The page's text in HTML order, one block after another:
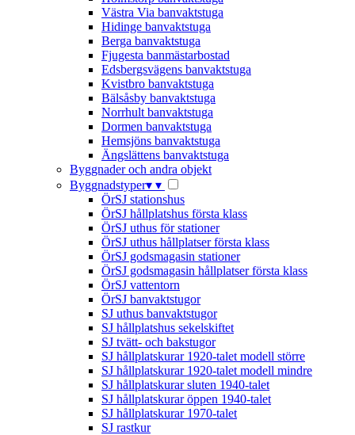
Västra Via banvaktstuga
Hidinge banvaktstuga
Berga banvaktstuga
Fjugesta banmästarbostad
Edsbergsvägens banvaktstuga
Kvistbro banvaktstuga
Bälsåsby banvaktstuga
Norrhult banvaktstuga
Dormen banvaktstuga
Hemsjöns banvaktstuga
Ängslättens banvaktstuga
Byggnader och andra objekt
Byggnadstyper▾ ▾
ÖrSJ stationshus
ÖrSJ hållplatshus första klass
ÖrSJ uthus för stationer
ÖrSJ uthus hållplatser första klass
ÖrSJ godsmagasin stationer
ÖrSJ godsmagasin hållplatser första klass
ÖrSJ vattentorn
ÖrSJ banvaktstugor
SJ uthus banvaktstugor
SJ hållplatshus sekelskiftet
SJ tvätt- och bakstugor
SJ hållplatskurar 1920-talet modell större
SJ hållplatskurar 1920-talet modell mindre
SJ hållplatskurar sluten 1940-talet
SJ hållplatskurar öppen 1940-talet
SJ hållplatskurar 1970-talet
SJ rastkur